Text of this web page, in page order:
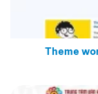
Theme